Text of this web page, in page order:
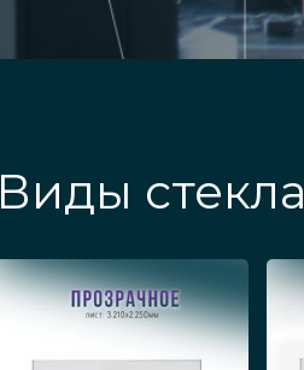
Виды стекла